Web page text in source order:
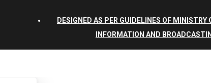
DESIGNED AS PER GUIDELINES OF MINISTRY
INFORMATION AND